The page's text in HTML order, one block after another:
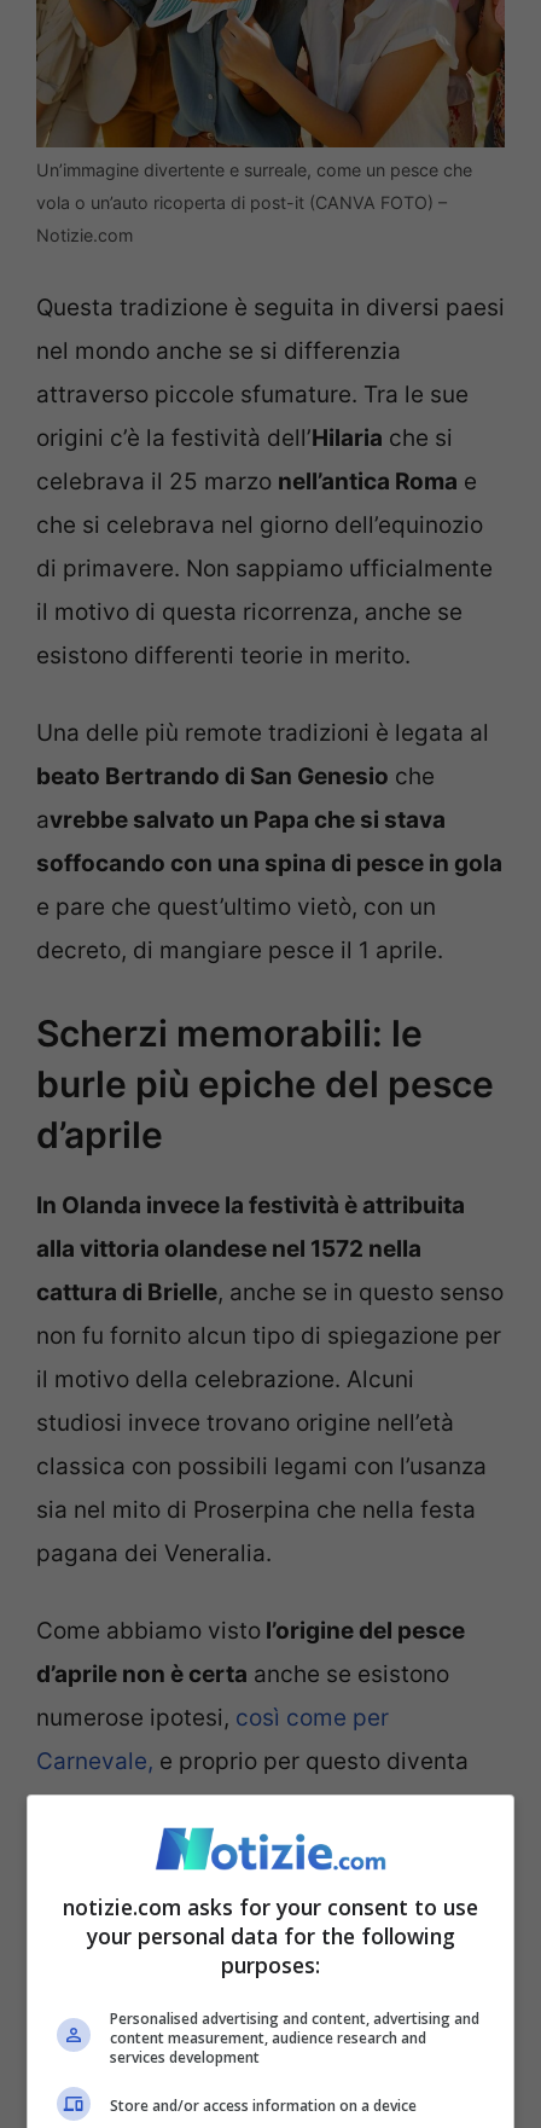
Un’immagine divertente e surreale, come un pesce che
vola o un’auto ricoperta di post-it (CANVA FOTO) –
Notizie.com
Questa tradizione è seguita in diversi paesi
nel mondo anche se si differenzia
attraverso piccole sfumature. Tra le sue
origini c’è la festività dell’Hilaria che si
celebrava il 25 marzo nell’antica Roma e
che si celebrava nel giorno dell’equinozio
di primavere. Non sappiamo ufficialmente
il motivo di questa ricorrenza, anche se
esistono differenti teorie in merito.
Una delle più remote tradizioni è legata al
beato Bertrando di San Genesio che
avrebbe salvato un Papa che si stava
soffocando con una spina di pesce in gola
e pare che quest’ultimo vietò, con un
decreto, di mangiare pesce il 1 aprile.
Scherzi memorabili: le
burle più epiche del pesce
d’aprile
In Olanda invece la festività è attribuita
alla vittoria olandese nel 1572 nella
cattura di Brielle, anche se in questo senso
non fu fornito alcun tipo di spiegazione per
il motivo della celebrazione. Alcuni
studiosi invece trovano origine nell’età
classica con possibili legami con l’usanza
sia nel mito di Proserpina che nella festa
pagana dei Veneralia.
Come abbiamo visto l’origine del pesce
d’aprile non è certa anche se esistono
numerose ipotesi, così come per
Carnevale, e proprio per questo diventa
interessante approfondirne anche delle
altre. Uno spunto interessante è legato alla
scelta di questo animale che ci porta
ai tempi di Cleopatra e alla burla che ha
subito l’amante romano Marco Antonio
durante una gara di pesca.
notizie.com asks for your consent to use
your personal data for the following
purposes:
Personalised advertising and content, advertising and
content measurement, audience research and
services development
Store and/or access information on a device